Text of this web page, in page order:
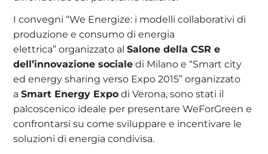
I convegni “We Energize: i modelli collaborativi di
produzione e consumo di energia
elettrica” organizzato alSalone della CSR e
dell’innovazione sociale di Milano e “Smart city
ed energy sharing verso Expo 2015” organizzato
aSmart Energy Expo di Verona, sono stati il
palcoscenico ideale per presentare WeForGreen e
confrontarsi su come sviluppare e incentivare le
soluzioni di energia condivisa.